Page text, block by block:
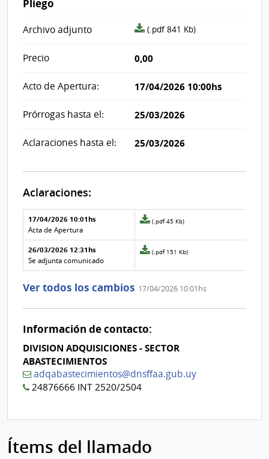
Pliego
Archivo adjunto
archivo
(.pdf 841 Kb)
Precio 0,00
Acto de Apertura: 17/04/2026 10:00hs
Prórrogas hasta el: 25/03/2026
Aclaraciones hasta el: 25/03/2026
Aclaraciones:
Aclaraciones del llamado
Fecha y
texto de
la
aclaración
Archivo
de la
aclaración
17/04/2026 10:01hs
Acta de Apertura
Archivo
de
la
Nº
(.pdf 45 Kb)
26/03/2026 12:31hs
Se adjunta comunicado
Archivo
de
aclaración
0
(.pdf 151 Kb)
Ver todos los cambios 17/04/2026 10:01hs
Información de contacto:
DIVISION ADQUISICIONES - SECTOR
ABASTECIMIENTOS
adqabastecimientos@dnsffaa.gub.uy
24876666 INT 2520/2504
Ítems del llamado